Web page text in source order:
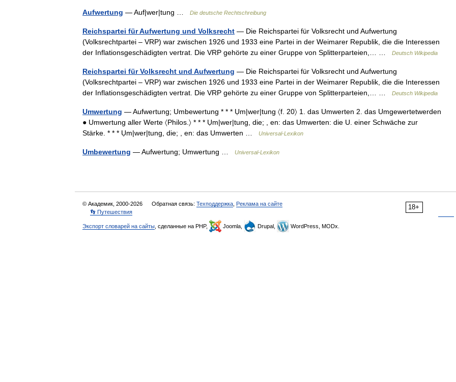
Aufwertung — Auf|wer|tung … Die deutsche Rechtschreibung
Reichspartei für Aufwertung und Volksrecht — Die Reichspartei für Volksrecht und Aufwertung
(Volksrechtpartei – VRP) war zwischen 1926 und 1933 eine Partei in der Weimarer Republik, die die Interessen
der Inflationsgeschädigten vertrat. Die VRP gehörte zu einer Gruppe von Splitterparteien,… …
Deutsch Wikipedia
Reichspartei für Volksrecht und Aufwertung — Die Reichspartei für Volksrecht und Aufwertung
(Volksrechtpartei – VRP) war zwischen 1926 und 1933 eine Partei in der Weimarer Republik, die die Interessen
der Inflationsgeschädigten vertrat. Die VRP gehörte zu einer Gruppe von Splitterparteien,… …
Deutsch Wikipedia
Umwertung — Aufwertung; Umbewertung * * * Ụm|wer|tung 〈f. 20〉 1. das Umwerten 2. das Umgewertetwerden
● Umwertung aller Werte 〈Philos.〉 * * * Ụm|wer|tung, die; , en: das Umwerten: die U. einer Schwäche zur
Stärke. * * * Ụm|wer|tung, die; , en: das Umwerten …
Universal-Lexikon
Umbewertung — Aufwertung; Umwertung … Universal-Lexikon
18+
© Академик, 2000-2026 Обратная связь: Техподдержка Реклама на сайте
👣 Путешествия
Экспорт словарей на сайты , сделанные на PHP, Joomla, Drupal, WordPress, MODx.